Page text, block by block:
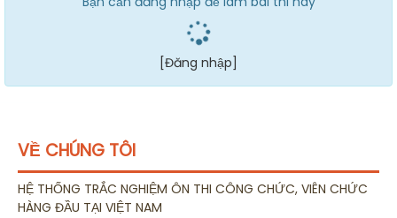
[Đăng nhập]
VỀ CHÚNG TÔI
HỆ THỐNG TRẮC NGHIỆM ÔN THI CÔNG CHỨC, VIÊN CHỨC
HÀNG ĐẦU TẠI VIỆT NAM